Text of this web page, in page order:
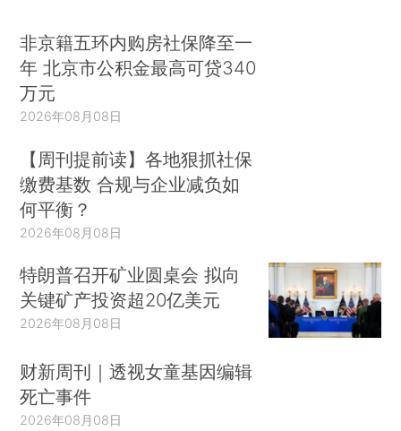
非京籍五环内购房社保降至一
年 北京市公积金最高可贷340
万元
2026年08月08日
【周刊提前读】各地狠抓社保
缴费基数 合规与企业减负如
何平衡？
2026年08月08日
特朗普召开矿业圆桌会 拟向
关键矿产投资超20亿美元
2026年08月08日
财新周刊｜透视女童基因编辑
死亡事件
2026年08月08日